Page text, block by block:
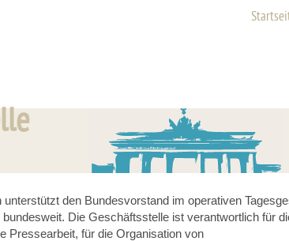
den Bundesvorstand im operativen
bundesweit. Die Geschäftsstelle ist verantwortlich für
Pressearbeit, für die Organisation von